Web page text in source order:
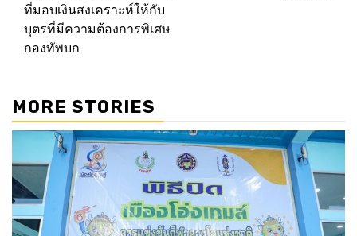
ที่มอบเงินสงเคราะห์ให้กับ
บุตรที่มีความต้องการพิเศษ
กองทัพบก
MORE STORIES